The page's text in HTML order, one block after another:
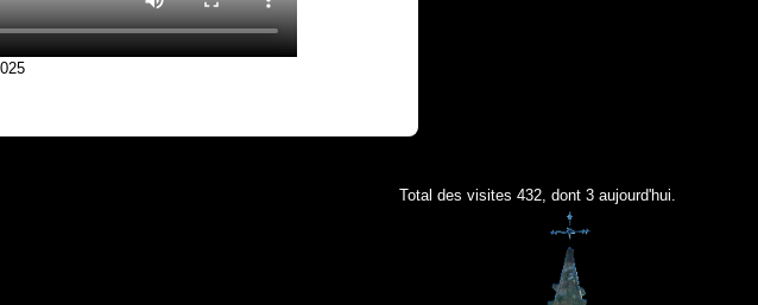
Total des visites 432, dont 3 aujourd'hui.